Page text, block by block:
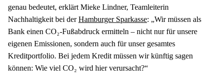
genau bedeutet, erklärt Mieke Lindner, Teamleiterin
Nachhaltigkeit bei der Hamburger Sparkasse: „Wir müssen als
Bank einen CO₂-Fußabdruck ermitteln – nicht nur für unsere
eigenen Emissionen, sondern auch für unser gesamtes
Kreditportfolio. Bei jedem Kredit müssen wir künftig sagen
können: Wie viel CO₂ wird hier verursacht?“